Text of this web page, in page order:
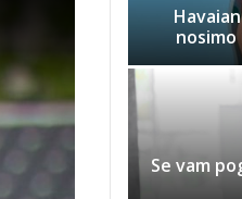
nosimo
Se vam